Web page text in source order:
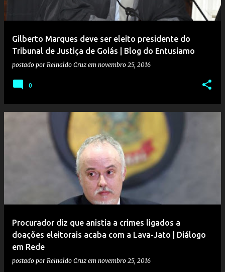
Gilberto Marques deve ser eleito presidente do
Tribunal de Justiça de Goiás | Blog do Entusiamo
postado por Reinaldo Cruz em novembro 25, 2016
0
Procurador diz que anistia a crimes ligados a
doações eleitorais acaba com a Lava-Jato | Diálogo
em Rede
postado por Reinaldo Cruz em novembro 25, 2016